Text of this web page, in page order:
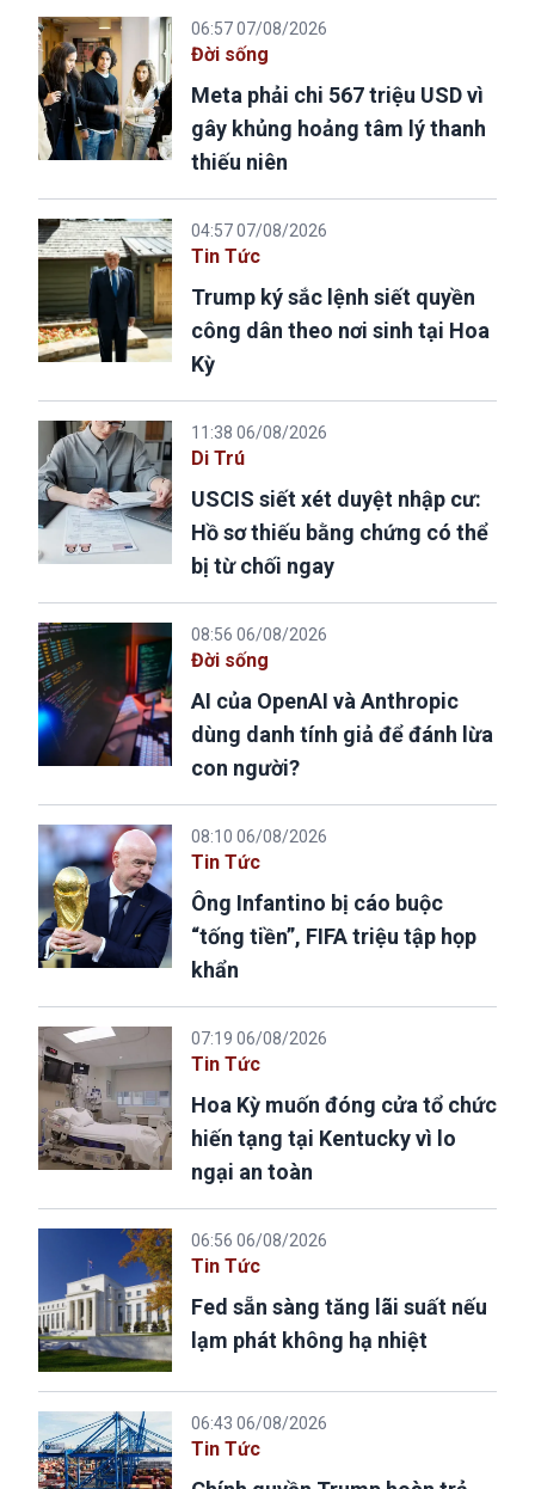
06:57 07/08/2026
Đời sống
Meta phải chi 567 triệu USD vì
gây khủng hoảng tâm lý thanh
thiếu niên
04:57 07/08/2026
Tin Tức
Trump ký sắc lệnh siết quyền
công dân theo nơi sinh tại Hoa
Kỳ
11:38 06/08/2026
Di Trú
USCIS siết xét duyệt nhập cư:
Hồ sơ thiếu bằng chứng có thể
bị từ chối ngay
08:56 06/08/2026
Đời sống
AI của OpenAI và Anthropic
dùng danh tính giả để đánh lừa
con người?
08:10 06/08/2026
Tin Tức
Ông Infantino bị cáo buộc
“tống tiền”, FIFA triệu tập họp
khẩn
07:19 06/08/2026
Tin Tức
Hoa Kỳ muốn đóng cửa tổ chức
hiến tạng tại Kentucky vì lo
ngại an toàn
06:56 06/08/2026
Tin Tức
Fed sẵn sàng tăng lãi suất nếu
lạm phát không hạ nhiệt
06:43 06/08/2026
Tin Tức